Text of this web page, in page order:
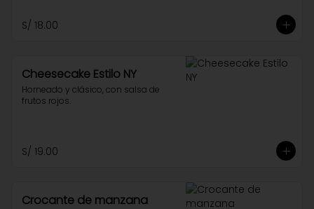
S/ 18.00
Cheesecake Estilo NY
Horneado y clásico, con salsa de
frutos rojos.
S/ 19.00
Crocante de manzana